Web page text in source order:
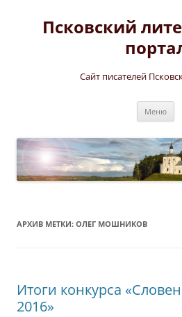
содержимому
Псковский
Сайт писателей
Меню
АРХИВ МЕТКИ: ОЛЕГ МОШНИКОВ
Итоги конкурса
2016»